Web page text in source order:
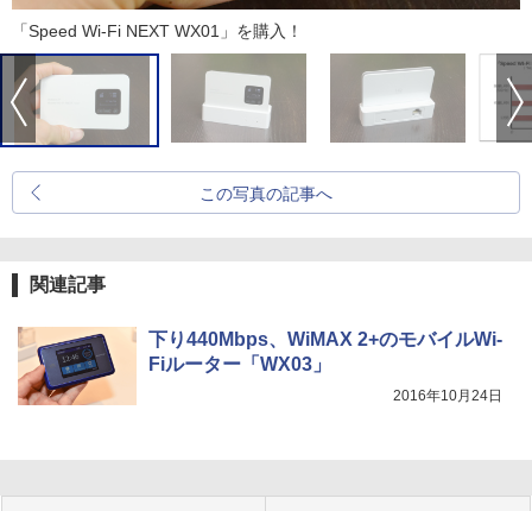
「Speed Wi-Fi NEXT WX01」を購入！
この写真の記事へ
関連記事
下り440Mbps、WiMAX 2+のモバイルWi-
Fiルーター「WX03」
2016年10月24日